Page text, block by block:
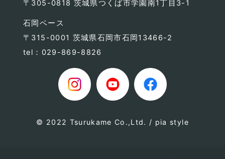
〒305-0818 茨城県つくば市学園南1丁目3-1
石岡ベース
〒315-0001 茨城県石岡市石岡13466-2
tel：029-869-8826
© 2022 Tsurukame Co.,Ltd. / pia style